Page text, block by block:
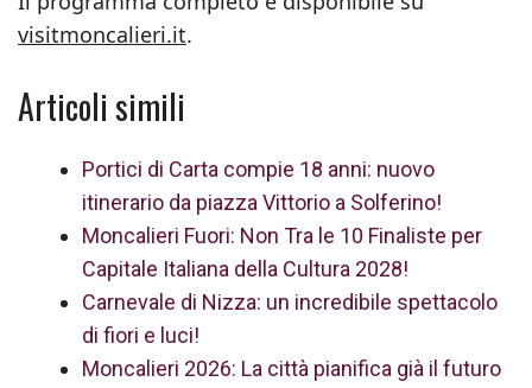
visitmoncalieri.it.
Articoli simili
Portici di Carta compie 18 anni: nuovo
itinerario da piazza Vittorio a Solferino!
Moncalieri Fuori: Non Tra le 10 Finaliste per
Capitale Italiana della Cultura 2028!
Carnevale di Nizza: un incredibile spettacolo
di fiori e luci!
Moncalieri 2026: La città pianifica già il futuro